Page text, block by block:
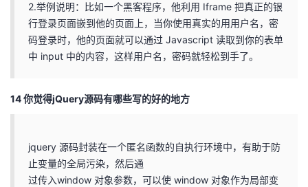
2.举例说明：比如一个黑客程序，他利用 Iframe 把真正的银
行登录页面嵌到他的页面上，当你使用真实的用用户名，密
码登录时，他的页面就可以通过 Javascript 读取到你的表单
中 input 中的内容，这样用户名，密码就轻松到手了。
14 你觉得jQuery源码有哪些写的好的地方
jquery 源码封装在一个匿名函数的自执行环境中，有助于防
止变量的全局污染，然后通
过传入window 对象参数，可以使 window 对象作为局部变